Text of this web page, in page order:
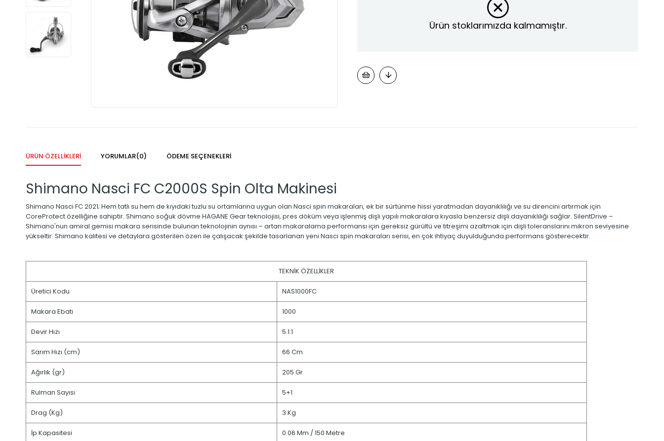
Ürün stoklarımızda kalmamıştır.
ÜRÜN ÖZELLIKLERI YORUMLAR(0) ÖDEME SEÇENEKLERI
Shimano Nasci FC C2000S Spin Olta Makinesi
Shimano Nasci FC 2021; Hem tatlı su hem de kıyıdaki tuzlu su ortamlarına uygun olan Nasci spin makaraları, ek bir sürtünme hissi yaratmadan dayanıklılığı ve su direncini artırmak için
CoreProtect özelliğine sahiptir. Shimano soğuk dövme HAGANE Gear teknolojisi, pres döküm veya işlenmiş dişli yapılı makaralara kıyasla benzersiz dişli dayanıklılığı sağlar. SilentDrive –
Shimano'nun amiral gemisi makara serisinde bulunan teknolojinin aynısı – artan makaralama performansı için gereksiz gürültü ve titreşimi azaltmak için dişli toleranslarını mikron seviyesine
yükseltir. Shimano kalitesi ve detaylara gösterilen özen ile çalışacak şekilde tasarlanan yeni Nasci spin makaraları serisi, en çok ihtiyaç duyulduğunda performans gösterecektir.
TEKNİK ÖZELLİKLER
Üretici Kodu NAS1000FC
Makara Ebatı 1000
Devir Hızı 5.1:1
Sarım Hızı (cm) 66 Cm
Ağırlık (gr) 205 Gr
Rulman Sayısı 5+1
Drag (Kg) 3 Kg
İp Kapasitesi 0.06 Mm / 150 Metre